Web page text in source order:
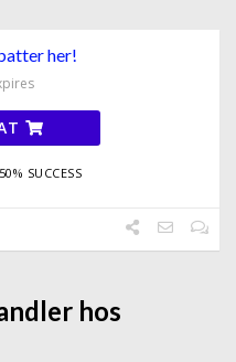
her!
50% SUCCESS
hos